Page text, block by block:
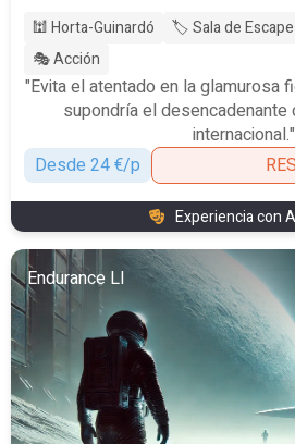
🕍 Horta-Guinardó 🏷️ Sala de Escape
🎭 Acción
"Evita el atentado en la glamurosa
supondría el desencadenante
internacional."
Desde 24 €/p
Experiencia con
Endurance Ll